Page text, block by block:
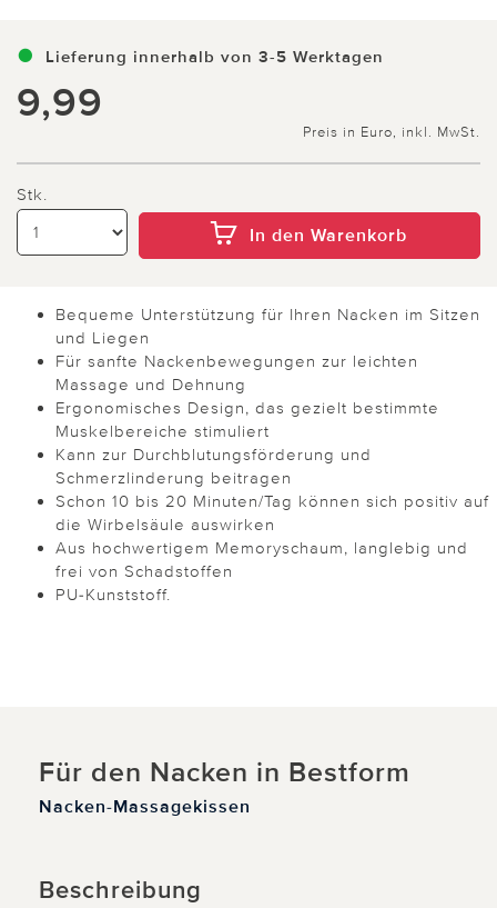
Lieferung innerhalb von 3-5 Werktagen
9,99
Preis in Euro, inkl. MwSt.
Stk.
In den Warenkorb
Bequeme Unterstützung für Ihren Nacken im Sitzen
und Liegen
Für sanfte Nackenbewegungen zur leichten
Massage und Dehnung
Ergonomisches Design, das gezielt bestimmte
Muskelbereiche stimuliert
Kann zur Durchblutungsförderung und
Schmerzlinderung beitragen
Schon 10 bis 20 Minuten/Tag können sich positiv auf
die Wirbelsäule auswirken
Aus hochwertigem Memoryschaum, langlebig und
frei von Schadstoffen
PU-Kunststoff.
Für den Nacken in Bestform
Nacken-Massagekissen
Beschreibung